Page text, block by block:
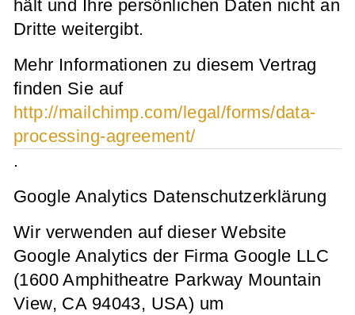
hält und Ihre persönlichen Daten nicht an
Dritte weitergibt.
Mehr Informationen zu diesem Vertrag
finden Sie auf
http://mailchimp.com/legal/forms/data-
processing-agreement/
.
Google Analytics Datenschutzerklärung
Wir verwenden auf dieser Website
Google Analytics der Firma Google LLC
(1600 Amphitheatre Parkway Mountain
View, CA 94043, USA) um